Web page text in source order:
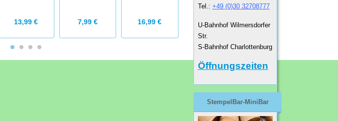
13,99 € 7,99 € 16,99 € 9,50 € 16,99 €
Tel.: +49 (0)30 32708777
U-Bahnhof Wilmersdorfer
Str.
S-Bahnhof Charlottenburg
Öffnungszeiten
StempelBar-MiniBar